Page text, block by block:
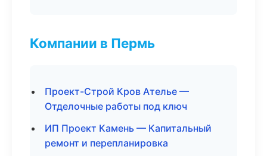
Компании в Пермь
Проект-Строй Кров Ателье —
Отделочные работы под ключ
ИП Проект Камень — Капитальный
ремонт и перепланировка